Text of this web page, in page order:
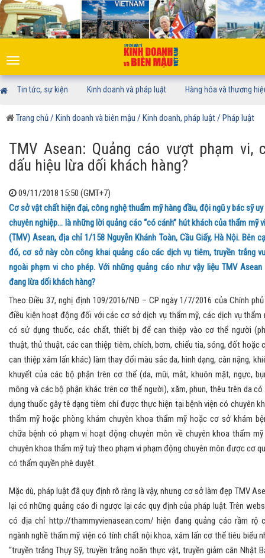
Toggle
navigation
Tin tức, sự kiện Kinh doanh và pháp luật Hàng hóa và thương
Trang chủ/ Kinh doanh và biên mậu / Kinh doanh, pháp luật/ Pháp luật
TMV Asean: Quảng cáo vượt phạm vi,
dấu hiệu lừa dối khách hàng?
09/11/2018 15:50 (GMT+7)
Cơ sở vật chất hiện đại, công nghệ thuẩm mỹ hàng đầu, đội ngũ y bác sỹ
chuyên nghiệp… là những lời quảng cáo “có cánh” hút khách của thẩm mỹ
(TMV) Asean, địa chỉ 1/158 Nguyễn Khánh Toàn, Cầu Giấy, Hà Nội. Bên
đó, cơ sở này còn công khai quảng cáo các dịch vụ tiêm, truyền trắng
ngoài phạm vi cho phép. Với những quảng cáo như vậy liệu TMV Asean
đang lừa dối khách hàng?
Theo Điều 37, nghị định 109/2016/NĐ – CP ngày 1/7/2016 của Chính
điều kiện hoạt động đối với các cơ sở dịch vụ thẩm mỹ, các dịch vụ thẩm
có sử dụng thuốc, các chất, thiết bị để can thiệp vào cơ thể người
thuật, thủ thuật, các can thiệp tiêm, chích, bơm, chiếu tia, sóng, đốt hoặc
can thiệp xâm lấn khác) làm thay đổi màu sắc da, hình dạng, cân nặng,
khuyết của các bộ phận trên cơ thể (da, mũi, mắt, khuôn mặt, ngực,
mông và các bộ phận khác trên cơ thể người), xăm, phun, thêu trên da
dụng thuốc gây tê dạng tiêm chỉ được thực hiện tại bệnh viện có chuyên
thẩm mỹ hoặc phòng khám chuyên khoa thẩm mỹ hoặc cơ sở khám
chữa bệnh có phạm vi hoạt động chuyên môn về chuyên khoa thẩm mỹ
chuyên khoa thẩm mỹ tuỳ theo phạm vi phạm động chuyên môn được cơ
có thẩm quyền phê duyệt.
Mặc dù, pháp luật đã quy định rõ ràng là vậy, nhưng cơ sở làm đẹp TMV
lại có những quảng cáo đi ngược lại các quy định của pháp luật. Trên
có địa chỉ http://thammyvienasean.com/ hiện đang quảng cáo rầm rộ
ngành nghề thẩm mỹ viện có tính chất nội khoa, xâm lấn cơ thể tiêu biểu
“truyền trắng Thụy Sỹ, truyền trắng noãn thực vật, truyền giảm cân Nhật